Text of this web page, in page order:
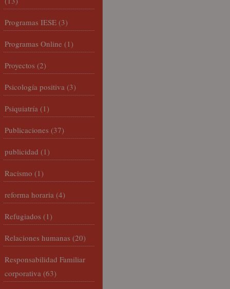
Programas IESE (3)
Programas Online (1)
Proyectos (2)
Psicología positiva (3)
Psiquiatría (1)
Publicaciones (37)
publicidad (1)
Racismo (1)
reforma horaria (4)
Refugiados (1)
Relaciones humanas (20)
Responsabilidad Familiar
corporativa (63)